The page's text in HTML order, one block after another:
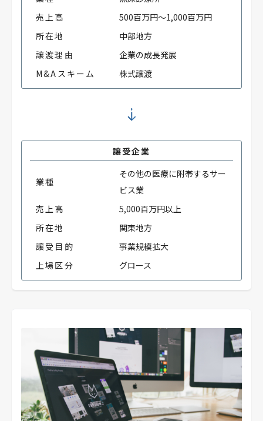
売上高
500百万円～1,000百万円
所在地
中部地方
譲渡理由
企業の成長発展
M&Aスキーム
株式譲渡
譲受企業
業種
その他の医療に附帯するサー
ビス業
売上高
5,000百万円以上
所在地
関東地方
譲受目的
事業規模拡大
上場区分
グロース